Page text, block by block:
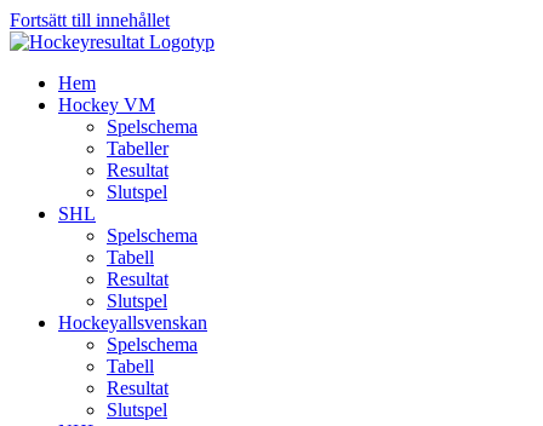
Fortsätt till innehållet
Hem
Hockey VM
Spelschema
Tabeller
Resultat
Slutspel
SHL
Spelschema
Tabell
Resultat
Slutspel
Hockeyallsvenskan
Spelschema
Tabell
Resultat
Slutspel